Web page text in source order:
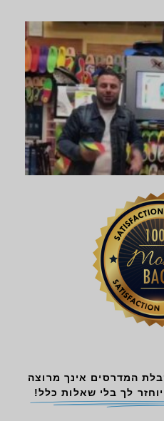
קבלת המדרסים אינך מרוצה
לך בלי שאלות כלל!